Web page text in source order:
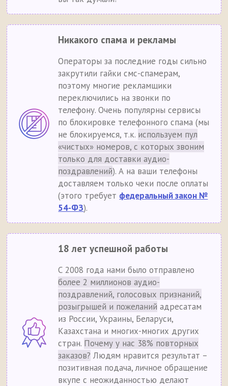
Никакого спама и рекламы
Операторы за последние годы сильно
закрутили гайки смс-спамерам,
поэтому многие рекламщики
переключились на звонки по
телефону. Очень популярны сервисы
по блокировке телефонного спама (мы
не блокируемся, т.к. используем пул
«чистых» номеров, с которых звоним
только для доставки аудио-
поздравлений). А на ваши телефоны
доставляем только чеки после оплаты
(этого требует федеральный закон №
54-ФЗ).
18 лет успешной работы
С 2008 года нами было отправлено
более 2 миллионов аудио-
поздравлений, голосовых признаний,
розыгрышей и пожеланий адресатам
из России, Украины, Беларуси,
Казахстана и многих-многих других
стран. Почему у нас 38% повторных
заказов? Людям нравится результат –
позитивная подача, личное обращение
вкупе с неожиданностью делают